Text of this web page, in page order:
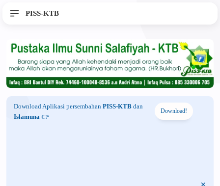
PISS-KTB
Download Aplikasi persembahan PISS-KTB dan
Islamuna 👉
Download!